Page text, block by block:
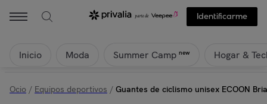
Identificarme
Inicio Moda Summer Camp new Hogar &
Ocio / Equipos deportivos / Guantes de ciclismo unisex ECOON